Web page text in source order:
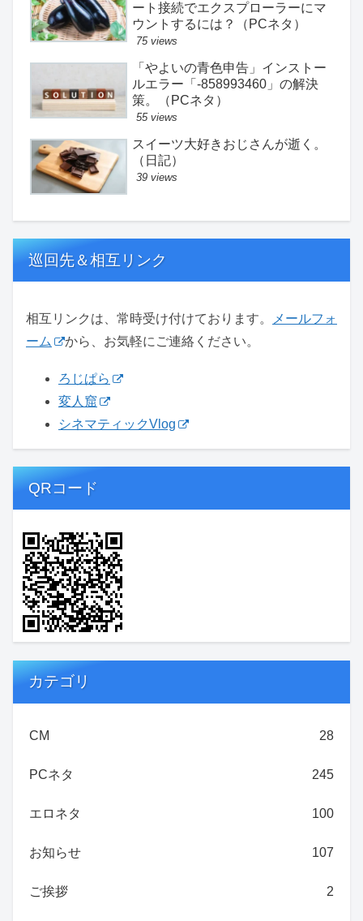
ート接続でエクスプローラーにマ
ウントするには？（PCネタ）
75 views
「やよいの青色申告」インストー
ルエラー「-858993460」の解決
策。（PCネタ）
55 views
スイーツ大好きおじさんが逝く。
（日記）
39 views
巡回先＆相互リンク
相互リンクは、常時受け付けております。
メールフォ
ーム
から、お気軽にご連絡ください。
ろじぱら
変人窟
シネマティックVlog
QRコード
カテゴリ
CM 28
PCネタ 245
エロネタ 100
お知らせ 107
ご挨拶 2